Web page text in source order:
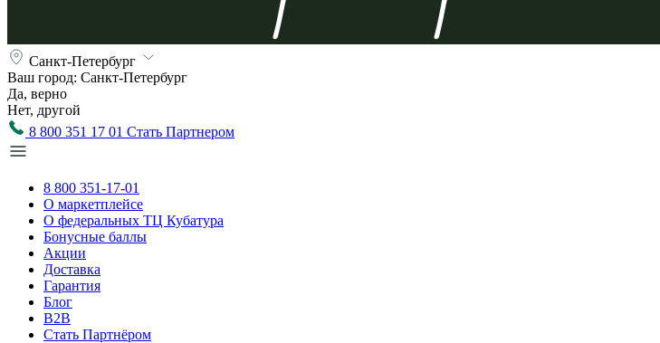
Санкт-Петербург
Ваш город: Санкт-Петербург
Да, верно
Нет, другой
8 800 351 17 01 Стать Партнером
8 800 351-17-01
О маркетплейсе
О федеральных ТЦ Кубатура
Бонусные баллы
Акции
Доставка
Гарантия
Блог
B2B
Стать Партнёром